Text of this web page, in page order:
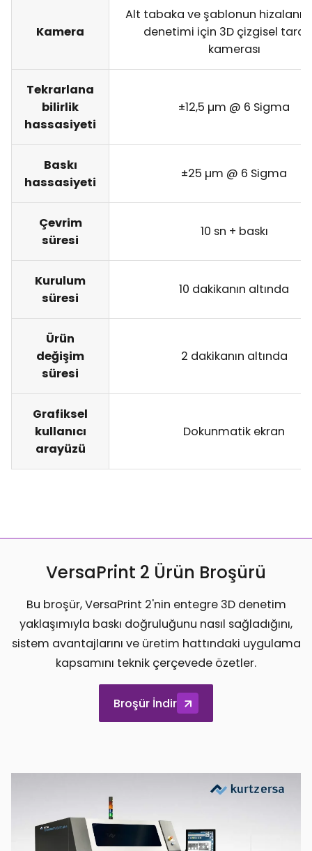
Kamera
Alt tabaka ve şablonun
denetimi için 3D çizgisel
kamerası
Tekrarlana
bilirlik
hassasiyeti
±12,5 µm @ 6 Sigma
Baskı
hassasiyeti
±25 µm @ 6 Sigma
Çevrim
süresi
10 sn + baskı
Kurulum
süresi
10 dakikanın altında
Ürün
değişim
süresi
2 dakikanın altında
Grafiksel
kullanıcı
arayüzü
Dokunmatik ekran
VersaPrint 2 Ürün Broşürü
Bu broşür, VersaPrint 2'nin entegre 3D denetim
yaklaşımıyla baskı doğruluğunu nasıl sağladığını,
sistem avantajlarını ve üretim hattındaki uygulama
kapsamını teknik çerçevede özetler.
Broşür İndir